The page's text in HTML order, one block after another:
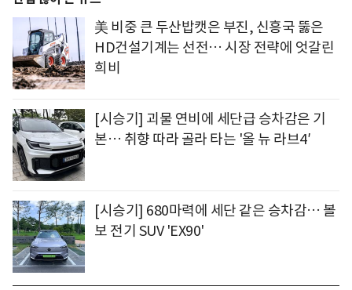
美 비중 큰 두산밥캣은 부진, 신흥국 뚫은
HD건설기계는 선전… 시장 전략에 엇갈린
희비
[시승기] 괴물 연비에 세단급 승차감은 기
본… 취향 따라 골라 타는 '올 뉴 라브4′
[시승기] 680마력에 세단 같은 승차감… 볼
보 전기 SUV 'EX90'